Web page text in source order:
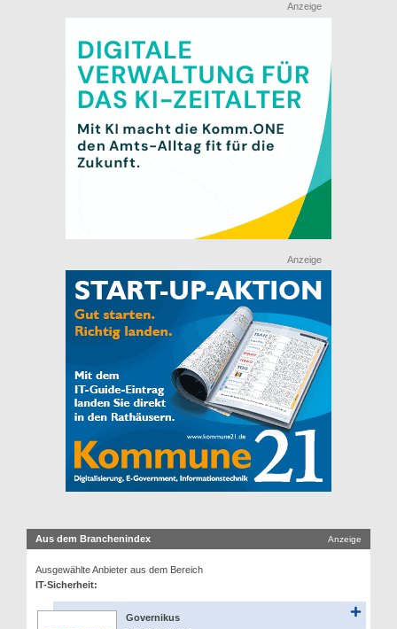
Anzeige
Anzeige
Aus dem Branchenindex Anzeige
Ausgewählte Anbieter aus dem Bereich
IT-Sicherheit:
Governikus